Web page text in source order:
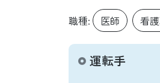
職種: 医師 看
運転手